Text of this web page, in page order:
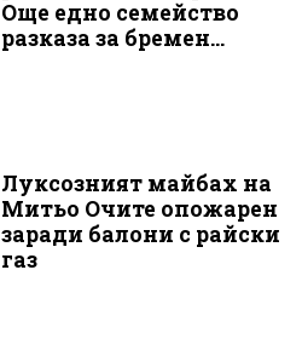
Още едно семейство
разказа за бремен...
Луксозният майбах на
Митьо Очите опожарен
заради балони с райски
газ